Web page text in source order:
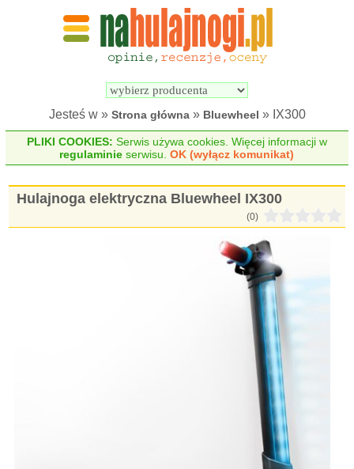
Wyszukiwarka
elektrycznych
Jesteś w » Strona główna» Bluewheel » IX300
PLIKI COOKIES: Serwis używa cookies. Więcej informacji w
regulaminie serwisu.OK (wyłącz komunikat)
Hulajnoga elektryczna Bluewheel IX300
(0)